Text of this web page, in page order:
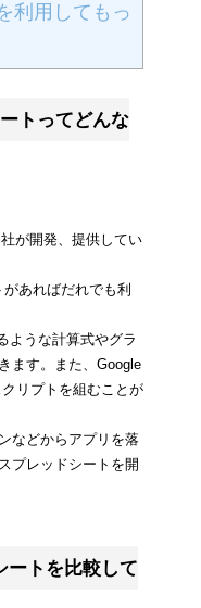
利用してもっ
トってどんな
が開発、提供してい
あればだれでも利
ような計算式やグラ
ます。また、Google
リプトを組むことが
などからアプリを落
プレッドシートを開
ートを比較して